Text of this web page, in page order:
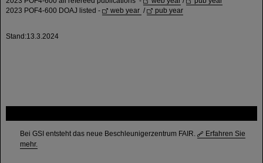
Bei GSI entsteht das neue Beschleunigerzentrum FAIR.
Erfahren Sie
mehr.
2023 POF4-600 DOAJ listed -
web year / pub year
Stand:13.3.2024